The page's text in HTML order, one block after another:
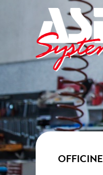
OFFICINE